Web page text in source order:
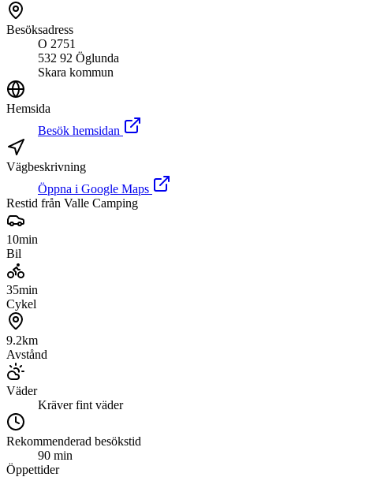
Besöksadress
O 2751
532 92 Öglunda
Skara kommun
Hemsida
Besök hemsidan
Vägbeskrivning
Öppna i Google Maps
Restid från Valle Camping
10min
Bil
35min
Cykel
9.2km
Avstånd
Väder
Kräver fint väder
Rekommenderad besökstid
90 min
Öppettider